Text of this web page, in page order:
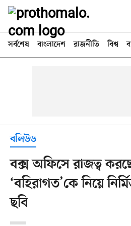
সর্বশেষ বাংলাদেশ রাজনীতি বিশ্ব
বলিউড
বক্স অফিসে রাজত্ব
‘বহিরাগত’কে নিয়ে
ছবি